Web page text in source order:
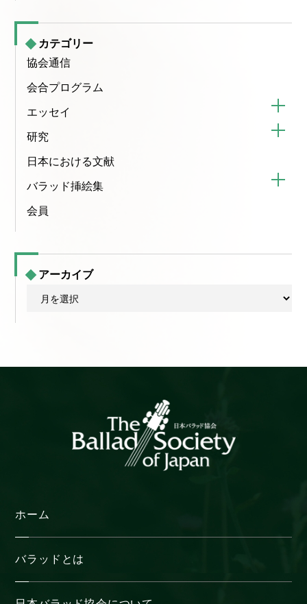
カテゴリー
協会通信
会合プログラム
エッセイ
研究
日本における文献
バラッド挿絵集
会員
アーカイブ
ブ
ホーム
バラッドとは